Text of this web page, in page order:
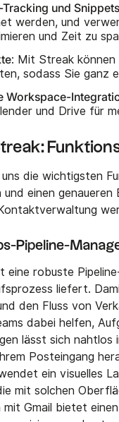
und Snippets
werden, und
und Zeit zu
: Mit Streak können
sodass Sie ganz
Workspace-
und Drive für
uns die wichtigsten
einen
Pipeline-
eine robuste
liefert.
den Fluss von
dabei helfen,
lässt sich nahtlos
Posteingang
ein visuelles
mit solchen
mit Gmail bietet